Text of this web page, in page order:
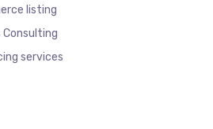
listing
Consulting
services